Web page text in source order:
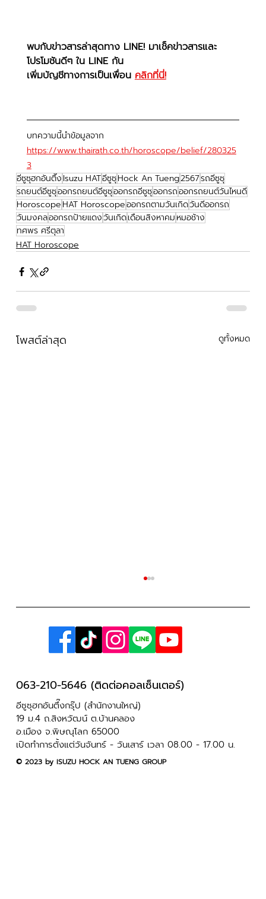
พบกับข่าวสารล่าสุดทาง LINE! มาเช็คข่าวสารและ
โปรโมชันดีๆ ใน LINE กัน
เพิ่มบัญชีทางการเป็นเพื่อน คลิกที่นี่!
บทความนี้นำข้อมูลจาก
https://www.thairath.co.th/horoscope/belief/280325
3
อีซูซุฮกอันตึ๊งIsuzu HATอีซูซุHock An Tueng2567รถอีซูซุ
รถยนต์อีซูซุออกรถยนต์อีซูซุออกรถอีซูซุออกรถออกรถยนต์วันไหนดี
HoroscopeHAT Horoscopeออกรถตามวันเกิดวันดีออกรถ
วันมงคลออกรถป้ายแดงวันเกิดเดือนสิงหาคมหมอช้าง
ทศพร ศรีตุลา
HAT Horoscope
โพสต์ล่าสุด ดูทั้งหมด
ฤกษ์ออกรถยนต์ เดือนกรกฎาคม 2569
​© 2023 by ISUZU HOCK AN TUENG GROUP
063-210-5646 (ติดต่อคอลเซ็นเตอร์)
อีซูซุฮกอันตึ๊งกรุ๊ป (สำนักงานใหญ่)
19 ม.4 ถ.สิงหวัฒน์ ต.บ้านคลอง
อ.เมือง จ.พิษณุโลก 65000
เปิดทำการตั้งแต่วันจันทร์ - วันเสาร์ เวลา 08.00 - 17.00 น.